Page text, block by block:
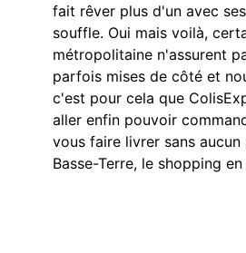
fait rêver plus d'un avec
souffle. Oui mais voilà,
métropolitaine n'assurent
parfois mises de côté et
c'est pour cela que
aller enfin pouvoir
vous faire livrer sans
Basse-Terre, le shopping